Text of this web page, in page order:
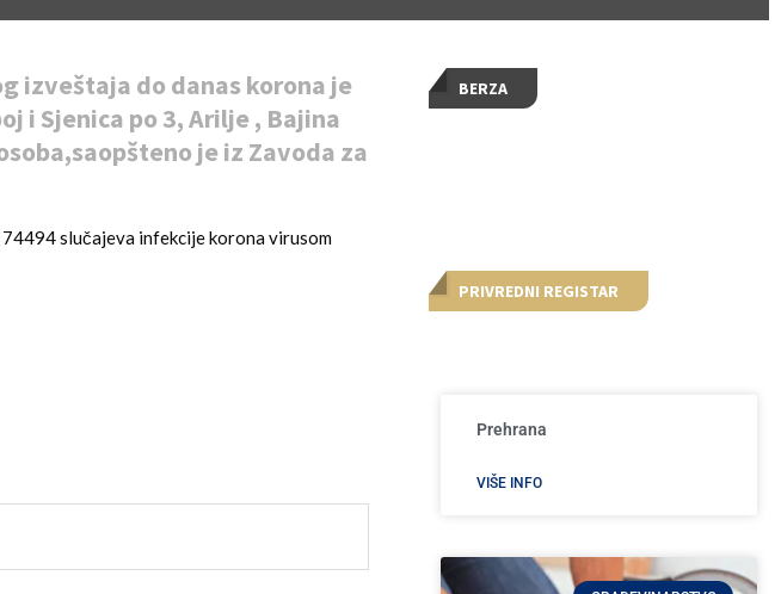
izveštaja do danas korona je
i Sjenica po 3, Arilje , Bajina
je iz Zavoda za
slučajeva infekcije korona virusom
BERZA
PRIVREDNI REGISTAR
Prehrana
VIŠE INFO